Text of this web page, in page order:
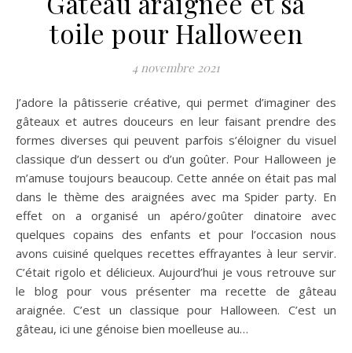
toile pour Halloween
4 novembre 2021
J’adore la pâtisserie créative, qui permet d’imaginer des
gâteaux et autres douceurs en leur faisant prendre des
formes diverses qui peuvent parfois s’éloigner du visuel
classique d’un dessert ou d’un goûter. Pour Halloween je
m’amuse toujours beaucoup. Cette année on était pas mal
dans le thème des araignées avec ma Spider party. En
effet on a organisé un apéro/goûter dinatoire avec
quelques copains des enfants et pour l’occasion nous
avons cuisiné quelques recettes effrayantes à leur servir.
C’était rigolo et délicieux. Aujourd’hui je vous retrouve sur
le blog pour vous présenter ma recette de gâteau
araignée. C’est un classique pour Halloween. C’est un
gâteau, ici une génoise bien moelleuse au…